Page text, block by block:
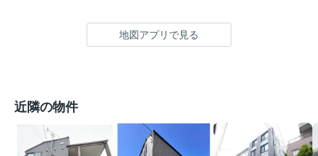
地図アプリで見る
近隣の物件